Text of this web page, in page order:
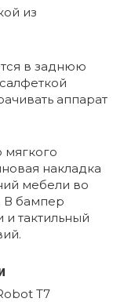
из
в заднюю
аппарат
накладка
мебели во
В бампер
тактильный
T7